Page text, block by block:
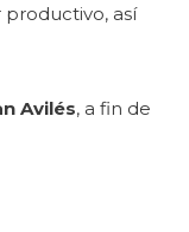
así
Avilés, a fin de